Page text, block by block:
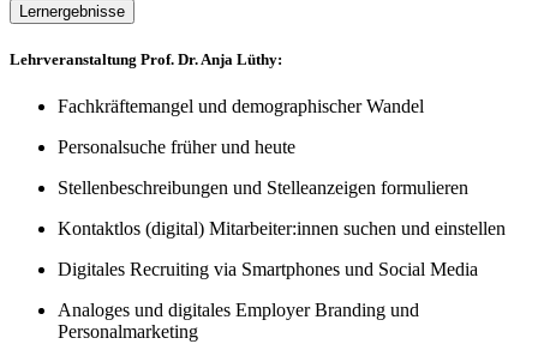
Lernergebnisse
Lehrveranstaltung Prof. Dr. Anja Lüthy:
Fachkräftemangel und demographischer Wandel
Personalsuche früher und heute
Stellenbeschreibungen und Stelleanzeigen formulieren
Kontaktlos (digital) Mitarbeiter:innen suchen und einstellen
Digitales Recruiting via Smartphones und Social Media
Analoges und digitales Employer Branding und
Personalmarketing